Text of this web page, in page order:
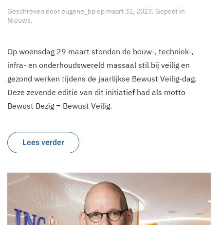
Geschreven dooreugene_bpop maart 31, 2023. Gepost in
Nieuws.
Op woensdag 29 maart stonden de bouw-, techniek-,
infra- en onderhoudswereld massaal stil bij veilig en
gezond werken tijdens de jaarlijkse Bewust Veilig-dag.
Deze zevende editie van dit initiatief had als motto
Bewust Bezig = Bewust Veilig.
Lees verder